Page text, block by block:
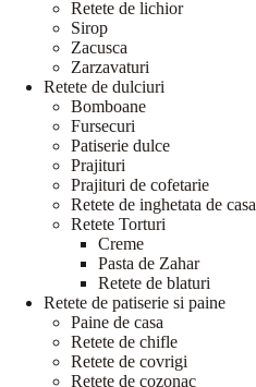
Retete de lichior
Sirop
Zacusca
Zarzavaturi
Retete de dulciuri
Bomboane
Fursecuri
Patiserie dulce
Prajituri
Prajituri de cofetarie
Retete de inghetata de casa
Retete Torturi
Creme
Pasta de Zahar
Retete de blaturi
Retete de patiserie si paine
Paine de casa
Retete de chifle
Retete de covrigi
Retete de cozonac